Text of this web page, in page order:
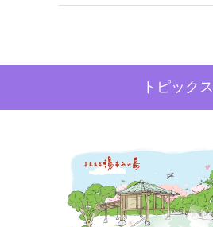
トピックス